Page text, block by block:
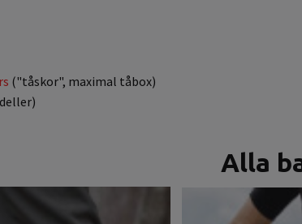
("tåskor", maximal tåbox)
Alla